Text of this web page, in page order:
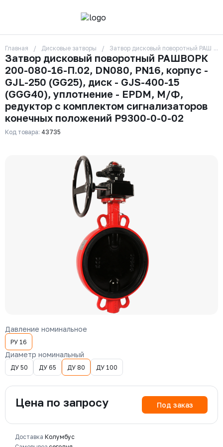
О компании
Контакты
Бренды
Отзывы
Сотрудники
Вакансии
Доставка
Оплата
Вопрос-ответ
+7 (495) 215-24-81zakaz325@ks-rus.com
Email для связи
Одинцово, Внуковская 9, пав. 31
Главная Дисковые затворы Затвор дисковый поворотный
Затвор дисковый поворотный РАШВОРК
200-080-16-П.02, DN080, PN16, корпус -
GJL-250 (GG25), диск - GJS-400-15
(GGG40), уплотнение - EPDM, М/Ф,
редуктор с комплектом сигнализаторов
конечных положений Р9300-0-0-02
Код товара: 43735
Давление номинальное
РУ 16
Диаметр номинальный
ДУ 50 ДУ 65 ДУ 80 ДУ 100
Цена по запросу Под заказ
Доставка Колумбус